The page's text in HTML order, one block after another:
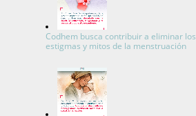
Codhem busca contribuir a eliminar los
estigmas y mitos de la menstruación